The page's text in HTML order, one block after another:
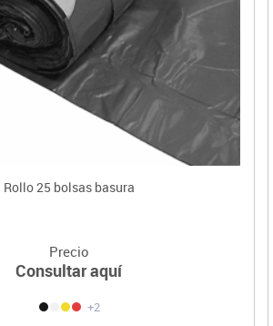
Rollo 25 bolsas basura
Precio
Consultar aquí
+2